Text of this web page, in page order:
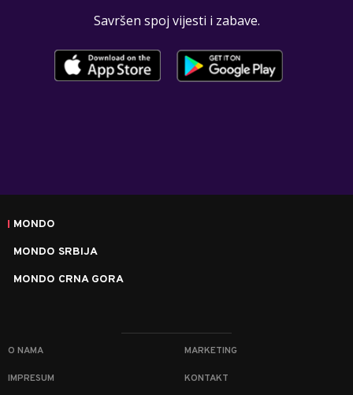
Savršen spoj vijesti i zabave.
MONDO
MONDO SRBIJA
MONDO CRNA GORA
O NAMA MARKETING
IMPRESUM KONTAKT